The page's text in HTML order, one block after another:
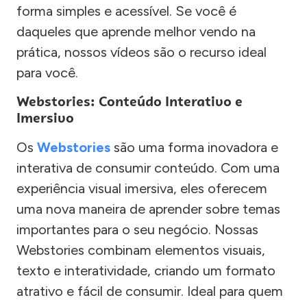
forma simples e acessível. Se você é
daqueles que aprende melhor vendo na
prática, nossos vídeos são o recurso ideal
para você.
Webstories: Conteúdo Interativo e
Imersivo
Os Webstories são uma forma inovadora e
interativa de consumir conteúdo. Com uma
experiência visual imersiva, eles oferecem
uma nova maneira de aprender sobre temas
importantes para o seu negócio. Nossas
Webstories combinam elementos visuais,
texto e interatividade, criando um formato
atrativo e fácil de consumir. Ideal para quem